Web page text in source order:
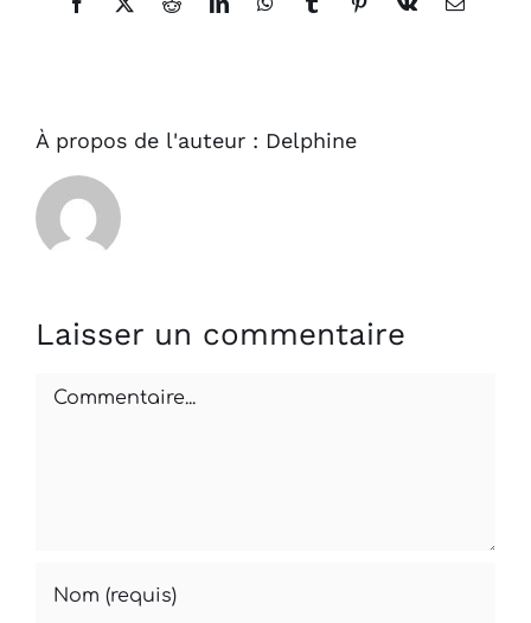
Facebook
X RedditLinkedInWhatsAppTumblrPinterest
Vk Email
À propos de l'auteur : Delphine
Laisser un commentaire
Commentaire